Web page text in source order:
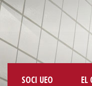
SOCI UEO EL